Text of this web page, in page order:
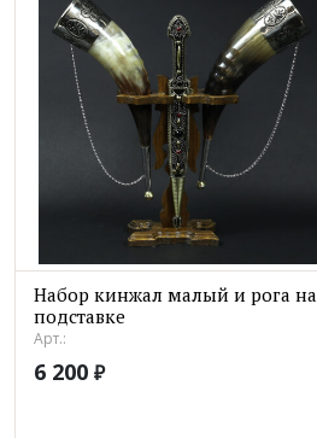
Набор кинжал малый и рога на
подставке
Арт.:
6 200 ₽